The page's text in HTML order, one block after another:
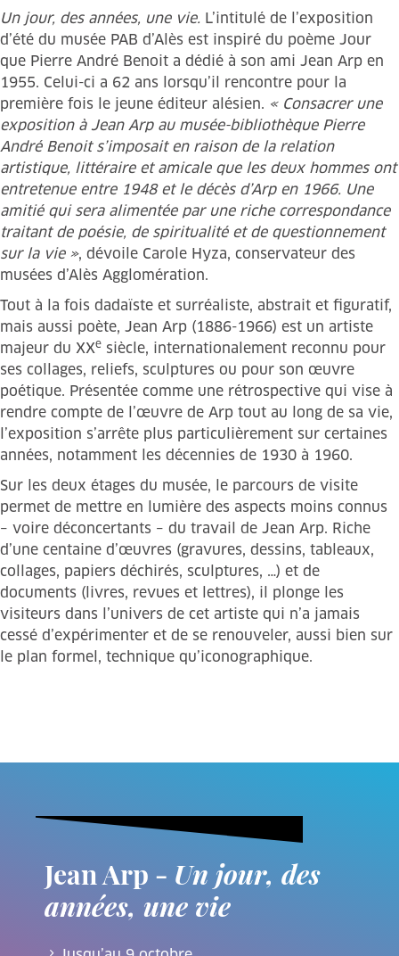
Un jour, des années, une vie. L’intitulé de l’exposition
d’été du musée PAB d’Alès est inspiré du poème Jour
que Pierre André Benoit a dédié à son ami Jean Arp en
1955. Celui-ci a 62 ans lorsqu’il rencontre pour la
première fois le jeune éditeur alésien. « Consacrer une
exposition à Jean Arp au musée-bibliothèque Pierre
André Benoit s’imposait en raison de la relation
artistique, littéraire et amicale que les deux hommes ont
entretenue entre 1948 et le décès d’Arp en 1966. Une
amitié qui sera alimentée par une riche correspondance
traitant de poésie, de spiritualité et de questionnement
sur la vie », dévoile Carole Hyza, conservateur des
musées d’Alès Agglomération.
Tout à la fois dadaïste et surréaliste, abstrait et figuratif,
mais aussi poète, Jean Arp (1886-1966) est un artiste
majeur du XXe siècle, internationalement reconnu pour
ses collages, reliefs, sculptures ou pour son œuvre
poétique. Présentée comme une rétrospective qui vise à
rendre compte de l’œuvre de Arp tout au long de sa vie,
l’exposition s’arrête plus particulièrement sur certaines
années, notamment les décennies de 1930 à 1960.
Sur les deux étages du musée, le parcours de visite
permet de mettre en lumière des aspects moins connus
– voire déconcertants – du travail de Jean Arp. Riche
d’une centaine d’œuvres (gravures, dessins, tableaux,
collages, papiers déchirés, sculptures, …) et de
documents (livres, revues et lettres), il plonge les
visiteurs dans l’univers de cet artiste qui n’a jamais
cessé d’expérimenter et de se renouveler, aussi bien sur
le plan formel, technique qu’iconographique.
Jean Arp - Un jour, des
années, une vie